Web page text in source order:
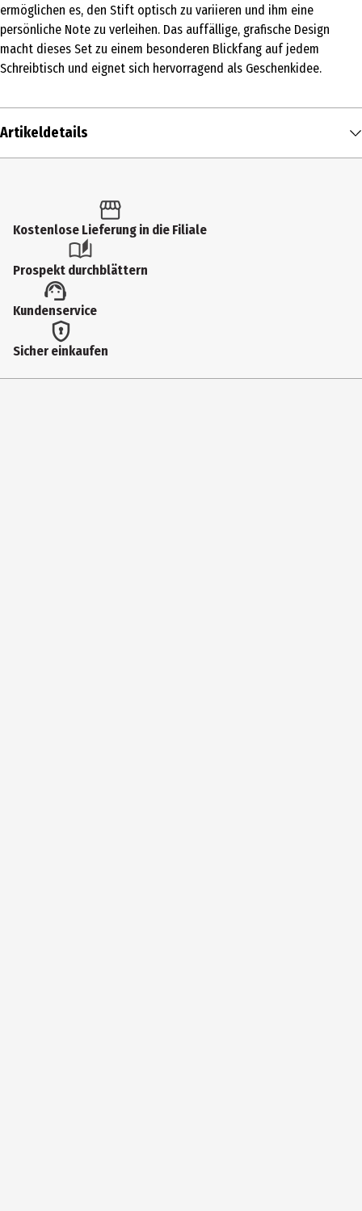
ermöglichen es, den Stift optisch zu variieren und ihm eine
persönliche Note zu verleihen. Das auffällige, grafische Design
macht dieses Set zu einem besonderen Blickfang auf jedem
Schreibtisch und eignet sich hervorragend als Geschenkidee.
Artikeldetails
Produkttyp
Artikelnummer des Herstellers
12612
Wasserfest
Kostenlose Lieferung in die Filiale
Prospekt durchblättern
Kundenservice
Sicher einkaufen